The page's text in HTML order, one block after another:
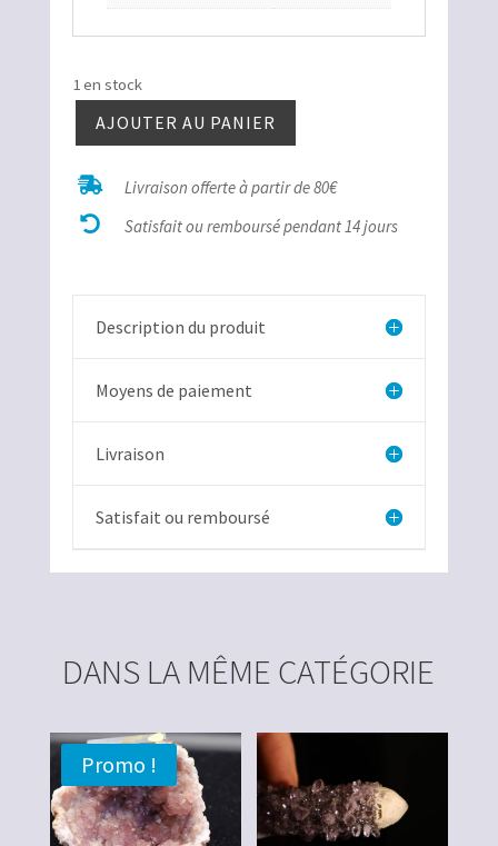
1 en stock
quantité
Pyrite
Extra
AJOUTER AU PANIER
 Livraison offerte à partir de 80€
 Satisfait ou remboursé pendant 14 jours
Description du produit
Moyens de paiement
Livraison
Satisfait ou remboursé
DANS LA MÊME CATÉGORIE
Promo !